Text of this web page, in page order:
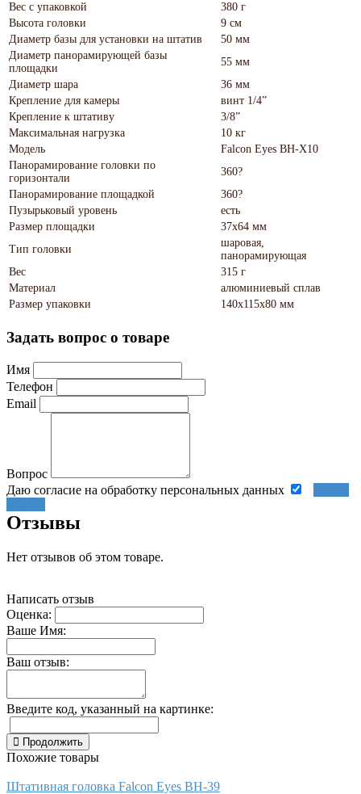
Вес с упаковкой
380 г
Высота головки
9 см
Диаметр базы для установки на штатив
50 мм
Диаметр панорамирующей базы
площадки
55 мм
Диаметр шара
36 мм
Крепление для камеры
винт 1/4”
Крепление к штативу
3/8”
Максимальная нагрузка
10 кг
Модель
Falcon Eyes BH-X10
Панорамирование головки по
горизонтали
360?
Панорамирование площадкой
360?
Пузырьковый уровень
есть
Размер площадки
37х64 мм
Тип головки
шаровая,
панорамирующая
Вес
315 г
Материал
алюминиевый сплав
Размер упаковки
140х115х80 мм
Задать вопрос о товаре
Имя
Телефон
Email
Вопрос
Даю согласие на обработку персональных данных
Отзывы
Нет отзывов об этом товаре.
Написать отзыв
Оценка:
Ваше Имя:
Ваш отзыв:
Введите код, указанный на картинке:
Продолжить
Похожие товары
Штативная головка Falcon Eyes BH-39